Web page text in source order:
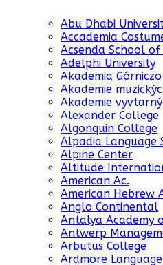
Abu Dhabi
Accademia
Acsenda School
Adelphi University
Akademia
Akademie
Akademie
Alexander College
Algonquin College
Alpadia Language
Alpine Center
Altitude
American Ac.
American Hebrew
Anglo Continental
Antalya Academy
Antwerp
Arbutus College
Ardmore